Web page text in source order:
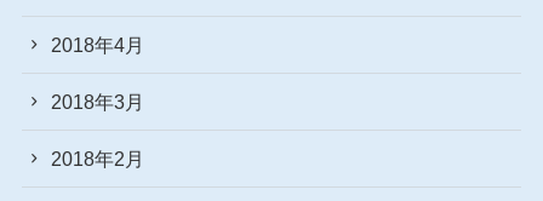
2018年4月
2018年3月
2018年2月